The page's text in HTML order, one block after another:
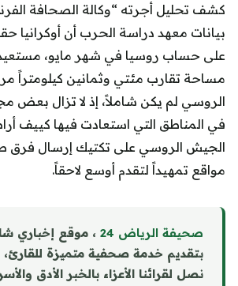
كشف تحليل أجرته “وكالة الصحافة
بيانات معهد دراسة الحرب أن أوكرانيا
على حساب روسيا في شهر مايو،
مساحة تقارب مئتي وثمانين كيلومتراً
الروسي لم يكن شاملاً، إذ لا تزال بعض
في المناطق التي استعادت فيها كييف
الجيش الروسي على تكتيك إرسال فرق
مواقع تمهيداً لتقدم أوسع لاحقاً.
صحيفة الرياض 24
، موقع إخباري
بتقديم خدمة صحفية متميزة للقارئ،
نصل لقرائنا الأعزاء بالخبر الأدق